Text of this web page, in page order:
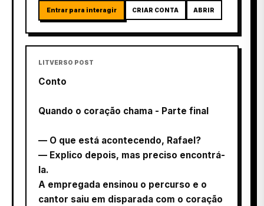
Entrar para interagir CRIAR CONTA ABRIR
LITVERSO POST
Conto
Quando o coração chama - Parte final
— O que está acontecendo, Rafael?
— Explico depois, mas preciso encontrá-
la.
A empregada ensinou o percurso e o
cantor saiu em disparada com o coração